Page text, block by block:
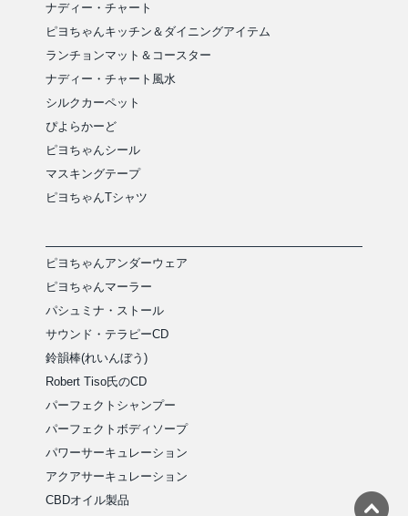
ナディー・チャート
ピヨちゃんキッチン＆ダイニングアイテム
ランチョンマット＆コースター
ナディー・チャート風水
シルクカーペット
ぴよらかーど
ピヨちゃんシール
マスキングテープ
ピヨちゃんTシャツ
ピヨちゃんアンダーウェア
ピヨちゃんマーラー
パシュミナ・ストール
サウンド・テラピーCD
鈴韻棒(れいんぼう)
Robert Tiso氏のCD
パーフェクトシャンプー
パーフェクトボディソープ
パワーサーキュレーション
アクアサーキュレーション
CBDオイル製品